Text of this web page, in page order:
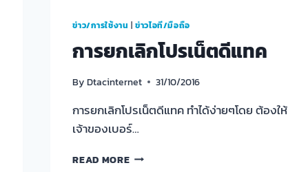
ข่าว/การใช้งาน |ข่าวไอที/มือถือ
การยกเลิกโปรเน็ตดีแทค
By Dtacinternet 31/10/2016
การยกเลิกโปรเน็ตดีแทค ทำได้ง่ายๆโดย ต้องให้
เจ้าของเบอร์…
READ MOREการ